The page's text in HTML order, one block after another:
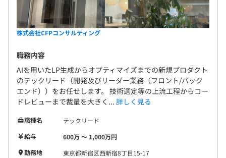
株式会社CFPコンサルティング
職務内容
AIを用いたLP生成からオプティマイズまでの新規プロダクト
のテックリード（開発及びリーダー業務（フロント/バック
エンド））をお任せします。 技術選定等の上流工程からコー
ドレビューまで裁量を大きく... 詳しく見る
職種名
テックリード
給与
600万 〜 1,000万円
勤務地
東京都新宿区西新宿8丁目15-17